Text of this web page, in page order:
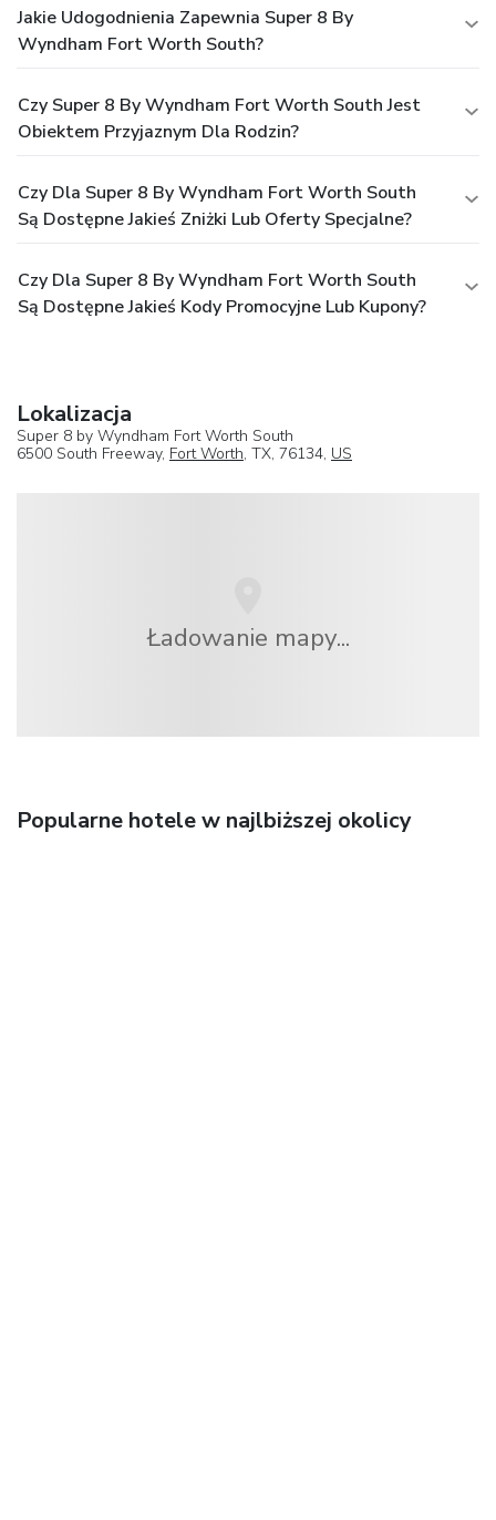
Jakie Udogodnienia Zapewnia Super 8 By
Wyndham Fort Worth South?
Czy Super 8 By Wyndham Fort Worth South Jest
Obiektem Przyjaznym Dla Rodzin?
Czy Dla Super 8 By Wyndham Fort Worth South
Są Dostępne Jakieś Zniżki Lub Oferty Specjalne?
Czy Dla Super 8 By Wyndham Fort Worth South
Są Dostępne Jakieś Kody Promocyjne Lub Kupony?
Lokalizacja
Super 8 by Wyndham Fort Worth South
6500 South Freeway, Fort Worth, TX, 76134, US
Ładowanie mapy...
Popularne hotele w najlbiższej okolicy